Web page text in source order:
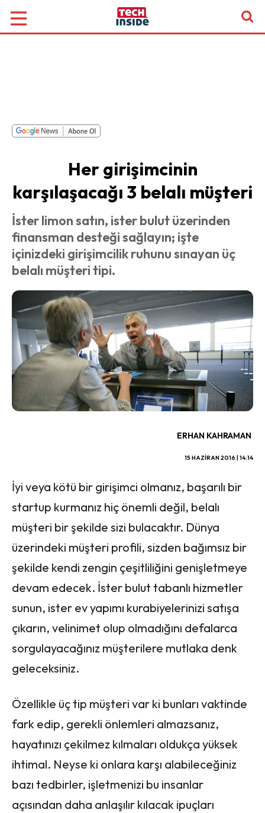
Her girişimcinin
karşılaşacağı 3 belalı müşteri
İster limon satın, ister bulut üzerinden
finansman desteği sağlayın; işte
içinizdeki girişimcilik ruhunu sınayan üç
belalı müşteri tipi.
ERHAN KAHRAMAN
15 HAZIRAN 2016 | 14:14
İyi veya kötü bir girişimci olmanız, başarılı bir
startup kurmanız hiç önemli değil, belalı
müşteri bir şekilde sizi bulacaktır. Dünya
üzerindeki müşteri profili, sizden bağımsız bir
şekilde kendi zengin çeşitliliğini genişletmeye
devam edecek. İster bulut tabanlı hizmetler
sunun, ister ev yapımı kurabiyelerinizi satışa
çıkarın, velinimet olup olmadığını defalarca
sorgulayacağınız müşterilere mutlaka denk
geleceksiniz.
Özellikle üç tip müşteri var ki bunları vaktinde
fark edip, gerekli önlemleri almazsanız,
hayatınızı çekilmez kılmaları oldukça yüksek
ihtimal. Neyse ki onlara karşı alabileceğiniz
bazı tedbirler, işletmenizi bu insanlar
açısından daha anlaşılır kılacak ipuçları